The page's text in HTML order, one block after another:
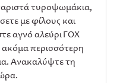
τυροψωμάκια,
με φίλους και
αγνό αλεύρι ΓΟΧ
περισσότερη
Ανακαλύψτε τη